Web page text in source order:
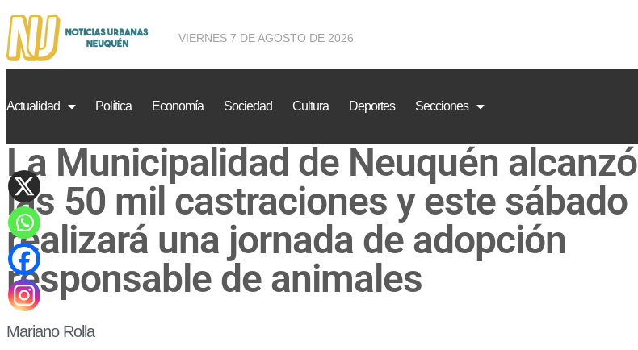
VIERNES 7 DE AGOSTO DE 2026
Actualidad Política Economía Sociedad Cultura Deportes Secciones
La Municipalidad de Neuquén alcanzó
las 50 mil castraciones y este sábado
realizará una jornada de adopción
responsable de animales
Mariano Rolla